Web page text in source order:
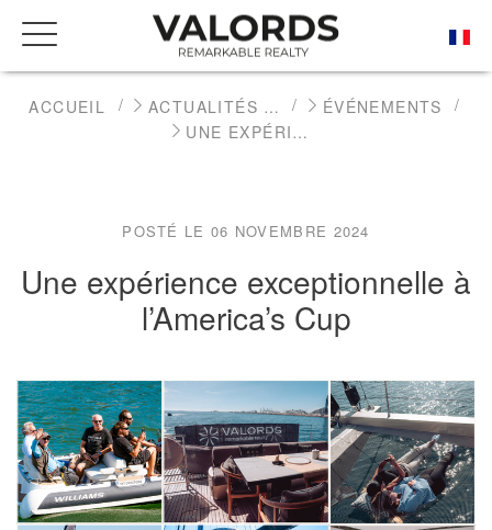
ACCUEIL ACTUALITÉS DE L'IMMOBILIER DE PRESTIGE
ÉVÉNEMENTS
UNE EXPÉRIENCE EXCEPTIONNELLE À L’AMERICA’S CUP
POSTÉ LE 06 NOVEMBRE 2024
Une expérience exceptionnelle à
l’America’s Cup